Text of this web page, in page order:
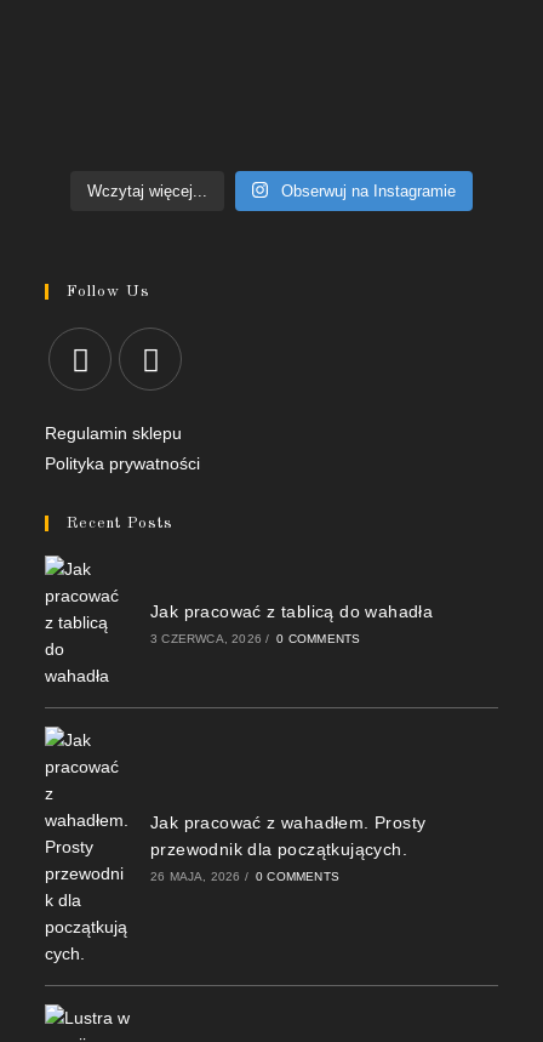
Wczytaj więcej... Obserwuj na Instagramie
Follow Us
Regulamin sklepu
Polityka prywatności
Recent Posts
Jak pracować z tablicą do wahadła
3 CZERWCA, 2026 / 0 COMMENTS
Jak pracować z wahadłem. Prosty
przewodnik dla początkujących.
26 MAJA, 2026 / 0 COMMENTS